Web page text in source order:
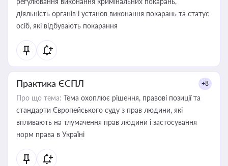
діяльність органів і установ виконання покарань та статус
осіб, які відбувають покарання
Практика ЄСПЛ +8
Про що тема: Тема охоплює рішення, правові позиції та
стандарти Європейського суду з прав людини, які
впливають на тлумачення прав людини і застосування
норм права в Україні